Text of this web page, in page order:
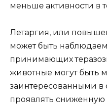
меньше активности в
Летаргия, или
может быть
принимающих
животные могут быть
заинтересованными
проявлять сниженную